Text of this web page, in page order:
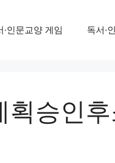
·인문교양 게임 독서·
승인